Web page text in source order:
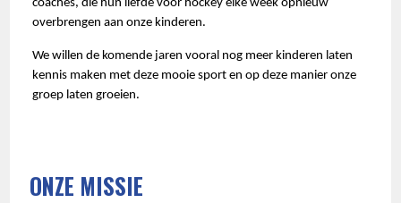
coaches, die hun liefde voor hockey elke week opnieuw
overbrengen aan onze kinderen.
We willen de komende jaren vooral nog meer kinderen laten
kennis maken met deze mooie sport en op deze manier onze
groep laten groeien.
ONZE MISSIE